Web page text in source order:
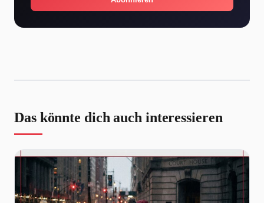
Das könnte dich auch interessieren